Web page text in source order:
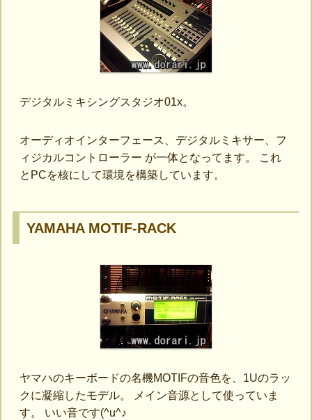
デジタルミキシングスタジオ01x。
オーディオインターフェース、デジタルミキサー、フ
ィジカルコントローラー が一体となってます。 これ
とPCを核にして環境を構築しています。
YAMAHA MOTIF-RACK
ヤマハのキーボードの名機MOTIFの音色を、1Uのラッ
クに凝縮したモデル。 メイン音源として使っていま
す。 いい音です(^u^♪